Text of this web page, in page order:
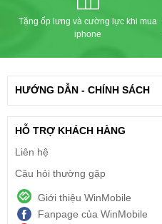
Tặng ốp lưng và cường lực khi mua
iphone
HƯỚNG DẪN - CHÍNH SÁCH
HỖ TRỢ KHÁCH HÀNG
Liên hệ
Câu hỏi thường gặp
Giới thiệu WinMobile
Fanpage của WinMobile